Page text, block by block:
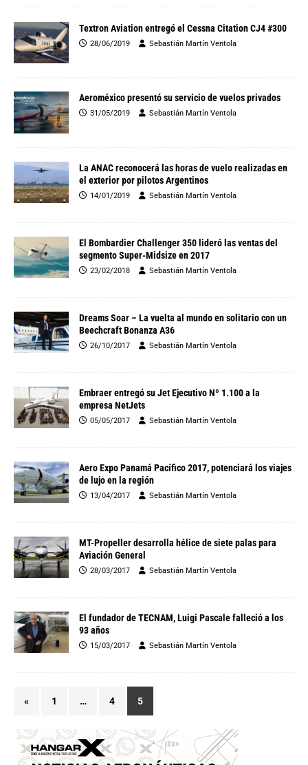
Textron Aviation entregó el Cessna Citation CJ4 #300
28/06/2019 Sebastián Martín Ventola
Aeroméxico presentó su servicio de vuelos privados
31/05/2019 Sebastián Martín Ventola
La ANAC reconocerá las horas de vuelo realizadas en
el exterior por pilotos Argentinos
14/01/2019 Sebastián Martín Ventola
El Bombardier Challenger 350 lideró las ventas del
segmento Super-Midsize en 2017
23/02/2018 Sebastián Martín Ventola
Dreams Soar – La vuelta al mundo en solitario con un
Beechcraft Bonanza A36
26/10/2017 Sebastián Martín Ventola
Embraer entregó su Jet Ejecutivo Nº 1.100 a la
empresa NetJets
05/05/2017 Sebastián Martín Ventola
Aero Expo Panamá Pacífico 2017, potenciará los viajes
de lujo en la región
13/04/2017 Sebastián Martín Ventola
MT-Propeller desarrolla hélice de siete palas para
Aviación General
28/03/2017 Sebastián Martín Ventola
El fundador de TECNAM, Luigi Pascale falleció a los
93 años
15/03/2017 Sebastián Martín Ventola
« 1 … 4 5